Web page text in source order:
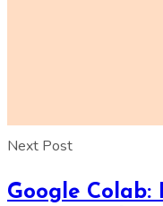
Next Post
Google Colab: